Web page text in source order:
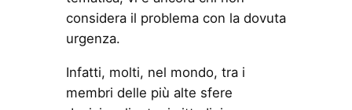
considera il problema con la dovuta
urgenza.
Infatti, molti, nel mondo, tra i
membri delle più alte sfere